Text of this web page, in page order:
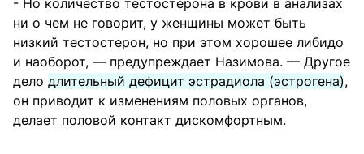
ни о чем не говорит, у женщины может быть
низкий тестостерон, но при этом хорошее либидо
и наоборот, — предупреждает Назимова. — Другое
дело длительный дефицит эстрадиола (эстрогена),
он приводит к изменениям половых органов,
делает половой контакт дискомфортным.